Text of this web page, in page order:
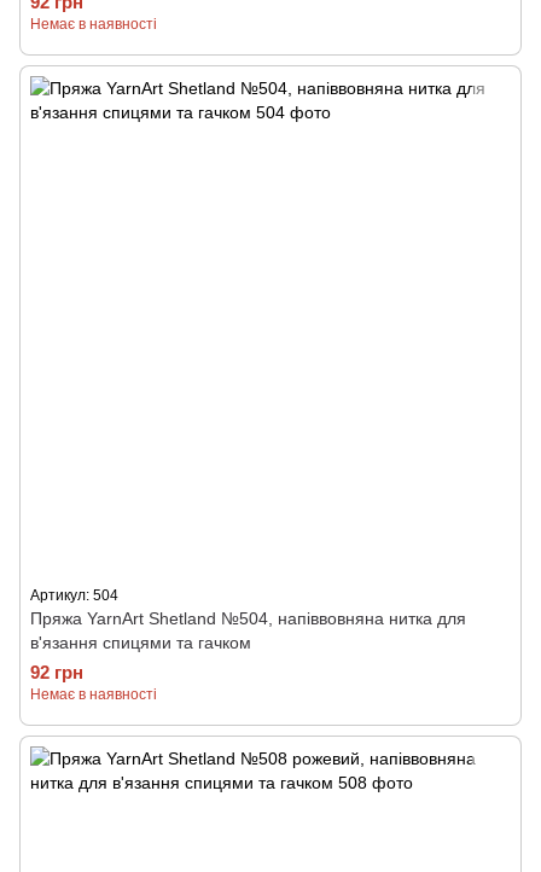
Немає в наявності
Артикул: 504
Пряжа YarnArt Shetland №504, напіввовняна нитка для
в'язання спицями та гачком
92 грн
Немає в наявності